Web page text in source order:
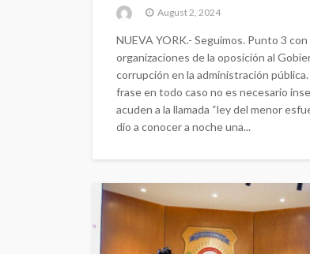
August 2, 2024
NUEVA YORK.- Seguimos. Punto 3
organizaciones de la oposición al
corrupción en la administración
frase en todo caso no es necesario
acuden a la llamada “ley del menor
dio a conocer a noche una...